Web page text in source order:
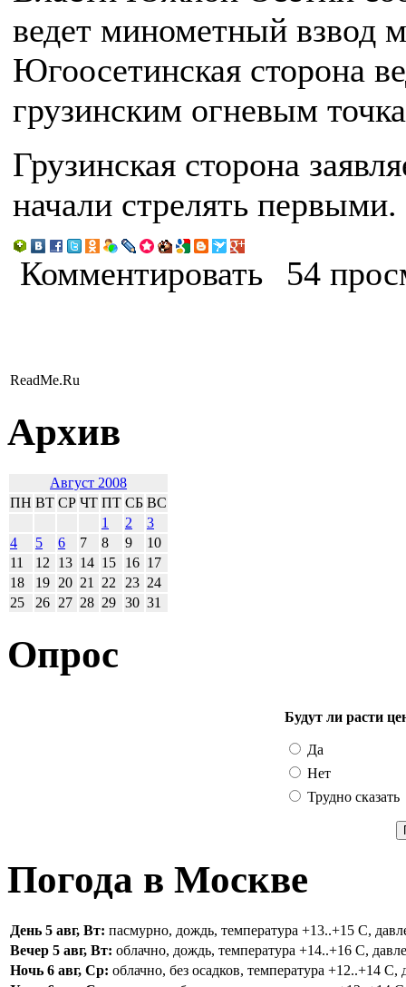
ведет минометный взвод
Югоосетинская сторона
грузинским огневым
Грузинская сторона
начали стрелять первыми.
Комментировать
54
ReadMe.Ru
Архив
Август 2008
ПН ВТ СР ЧТ ПТ СБ ВС
1
2
3
4
5 6 7 8 9
10
11
12 13 14 15 16 17
18
19 20 21 22 23 24
25
26 27 28 29 30 31
Опрос
Будут ли расти
Да
Нет
Трудно сказать
Погода в Москве
День 5 авг, Вт: пасмурно, дождь, температура +13..+15 С,
Вечер 5 авг, Вт: облачно, дождь, температура +14..+16 С,
Ночь 6 авг, Ср: облачно, без осадков, температура +12..+14